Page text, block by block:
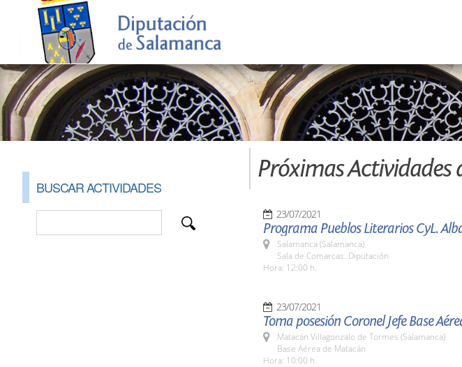
BUSCAR ACTIVIDADES
Próximas
23/07/2021
Programa Pueblos Literarios CyL.
Salamanca (Salamanca)
Sala de Comarcas. Diputación
Hora: 12:00 h.
23/07/2021
Toma posesión Coronel Jefe Base
Matacán Villagonzalo de Tormes (Salamanca)
Base Aérea de Matacán
Hora: 10:00 h.